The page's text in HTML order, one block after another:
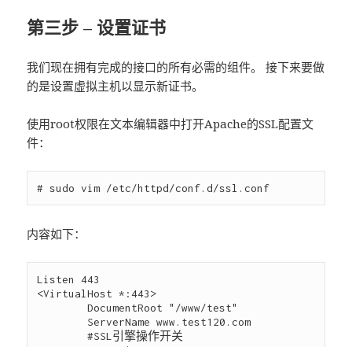
第三步 – 设置证书
我们现在拥有完成的接口的所有必需的组件。 接下来要做
的是设置虚拟主机以显示新证书。
使用root权限在文本编辑器中打开Apache的SSL配置文
件：
内容如下：
Listen 443
<VirtualHost *:443>
        DocumentRoot "/www/test"
        #SSL引擎操作开关